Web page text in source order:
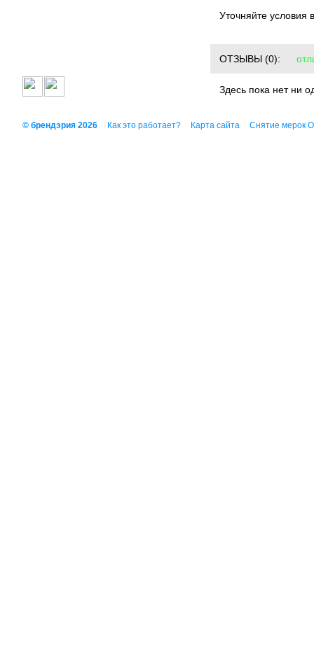
Уточняйте условия
ОТЗЫВЫ (0):
Здесь пока нет ни
© брендэрия 2026 Как это работает? Карта сайта Снятие мерок